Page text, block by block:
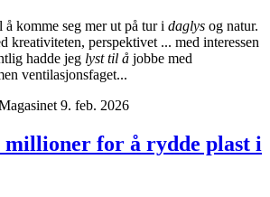
å komme seg mer ut på tur i daglys og natur.
kreativiteten, perspektivet ... med interessen
hadde jeg lyst til å jobbe med
ventilasjonsfaget...
9. feb. 2026
for å rydde plast i